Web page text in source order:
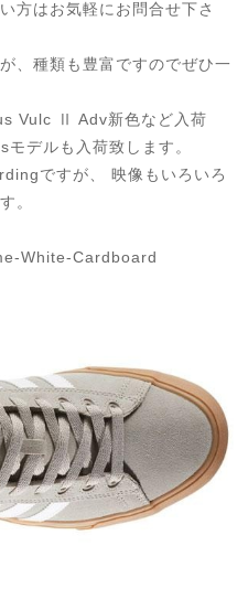
方はお気軽にお問合せ下さ
、種類も豊富ですのでぜひ一
Vulc Ⅱ Adv新色など入荷
デルも入荷致します。
ですが、 映像もいろいろ
。
White-Cardboard